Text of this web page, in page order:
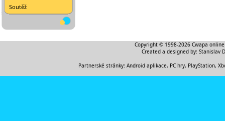
Soutěž
Copyright © 1998-2026 Cwapa
Created a designed by: Stanislav
Partnerské stránky: Android aplikace, PC hry, PlayStation,